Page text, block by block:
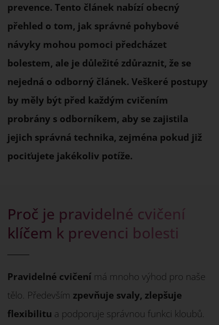
prevence. Tento článek nabízí obecný
přehled o tom, jak správné pohybové
návyky mohou pomoci předcházet
bolestem, ale je důležité zdůraznit, že se
nejedná o odborný článek. Veškeré postupy
by měly být před každým cvičením
probrány s odborníkem, aby se zajistila
jejich správná technika, zejména pokud již
pociťujete jakékoliv potíže.
Proč je pravidelné cvičení
klíčem k prevenci bolesti
Pravidelné cvičení má mnoho výhod pro naše
tělo. Především zpevňuje svaly, zlepšuje
flexibilitu a podporuje správnou funkci kloubů.